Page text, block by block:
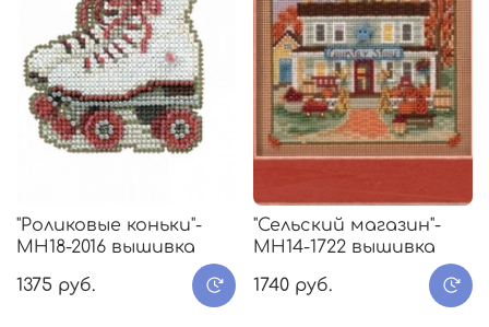
"Роликовые коньки"-
МH18-2016 вышивка
1375 руб.
"Сельский магазин"-
MH14-1722 вышивка
1740 руб.